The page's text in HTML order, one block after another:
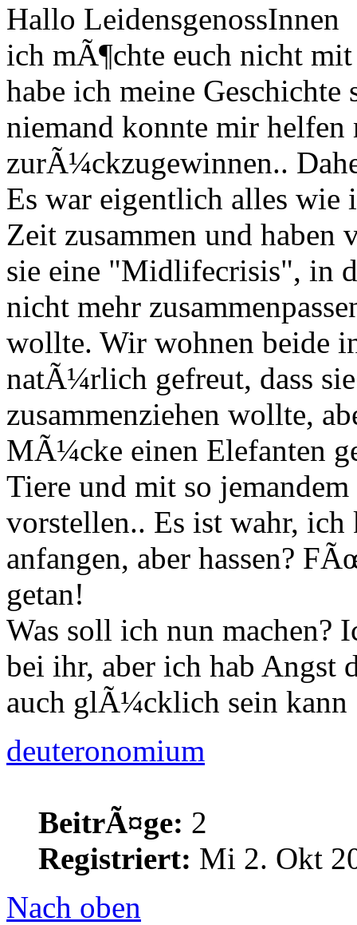
Hallo LeidensgenossInnen
ich mÃ¶chte euch nicht
habe ich meine
niemand konnte mir helfen
zurÃ¼ckzugewinnen..
Es war eigentlich alles wie
Zeit zusammen und haben
sie eine "Midlifecrisis", in
nicht mehr
wollte. Wir wohnen beide
natÃ¼rlich gefreut, dass
zusammenziehen wollte,
MÃ¼cke einen Elefanten
Tiere und mit so
vorstellen.. Es ist wahr,
anfangen, aber hassen?
getan!
Was soll ich nun machen?
bei ihr, aber ich hab Angst
auch glÃ¼cklich sein kann
deuteronomium
BeitrÃ¤ge: 2
Registriert: Mi 2. Okt
Nach oben